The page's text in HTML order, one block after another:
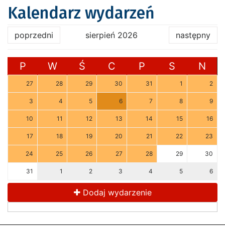
Kalendarz wydarzeń
poprzedni sierpień 2026 następny
P W Ś C P S N
27 28 29 30 31 1 2
3 4 5 6 7 8 9
10 11 12 13 14 15 16
17 18 19 20 21 22 23
24 25 26 27 28 29 30
31 1 2 3 4 5 6
Dodaj wydarzenie